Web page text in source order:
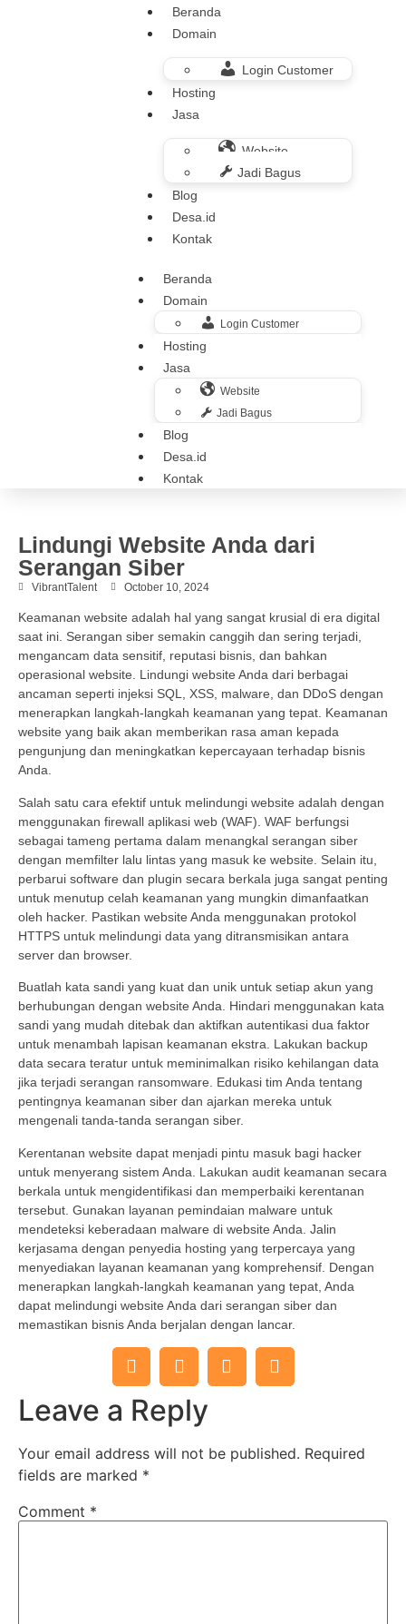
Beranda
Domain
Login Customer
Hosting
Jasa
Website
Jadi Bagus
Blog
Desa.id
Kontak
Beranda
Domain
Login Customer
Hosting
Jasa
Website
Jadi Bagus
Blog
Desa.id
Kontak
Lindungi Website Anda dari
Serangan Siber
VibrantTalent October 10, 2024
Keamanan website adalah hal yang sangat krusial di era digital
saat ini. Serangan siber semakin canggih dan sering terjadi,
mengancam data sensitif, reputasi bisnis, dan bahkan
operasional website. Lindungi website Anda dari berbagai
ancaman seperti injeksi SQL, XSS, malware, dan DDoS dengan
menerapkan langkah-langkah keamanan yang tepat. Keamanan
website yang baik akan memberikan rasa aman kepada
pengunjung dan meningkatkan kepercayaan terhadap bisnis
Anda.
Salah satu cara efektif untuk melindungi website adalah dengan
menggunakan firewall aplikasi web (WAF). WAF berfungsi
sebagai tameng pertama dalam menangkal serangan siber
dengan memfilter lalu lintas yang masuk ke website. Selain itu,
perbarui software dan plugin secara berkala juga sangat penting
untuk menutup celah keamanan yang mungkin dimanfaatkan
oleh hacker. Pastikan website Anda menggunakan protokol
HTTPS untuk melindungi data yang ditransmisikan antara
server dan browser.
Buatlah kata sandi yang kuat dan unik untuk setiap akun yang
berhubungan dengan website Anda. Hindari menggunakan kata
sandi yang mudah ditebak dan aktifkan autentikasi dua faktor
untuk menambah lapisan keamanan ekstra. Lakukan backup
data secara teratur untuk meminimalkan risiko kehilangan data
jika terjadi serangan ransomware. Edukasi tim Anda tentang
pentingnya keamanan siber dan ajarkan mereka untuk
mengenali tanda-tanda serangan siber.
Kerentanan website dapat menjadi pintu masuk bagi hacker
untuk menyerang sistem Anda. Lakukan audit keamanan secara
berkala untuk mengidentifikasi dan memperbaiki kerentanan
tersebut. Gunakan layanan pemindaian malware untuk
mendeteksi keberadaan malware di website Anda. Jalin
kerjasama dengan penyedia hosting yang terpercaya yang
menyediakan layanan keamanan yang komprehensif. Dengan
menerapkan langkah-langkah keamanan yang tepat, Anda
dapat melindungi website Anda dari serangan siber dan
memastikan bisnis Anda berjalan dengan lancar.
Leave a Reply
Your email address will not be published. Required
fields are marked *
Comment *